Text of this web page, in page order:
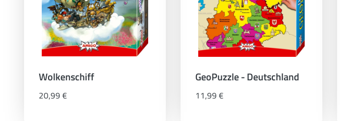
Wolkenschiff
20,99 €
GeoPuzzle - Deutschland
11,99 €